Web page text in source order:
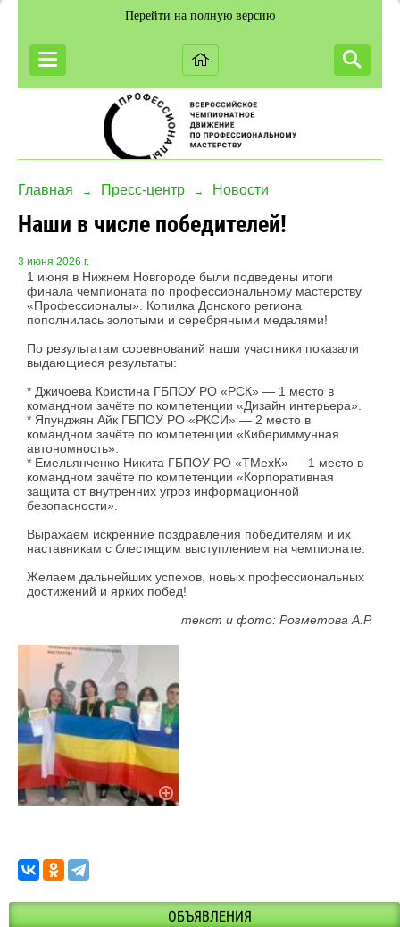
Перейти на полную версию
Главная → Пресс-центр → Новости
Наши в числе победителей!
3 июня 2026 г.
1 июня в Нижнем Новгороде были подведены итоги
финала чемпионата по профессиональному мастерству
«Профессионалы». Копилка Донского региона
пополнилась золотыми и серебряными медалями!
По результатам соревнований наши участники показали
выдающиеся результаты:
* Джичоева Кристина ГБПОУ РО «РСК» — 1 место в
командном зачёте по компетенции «Дизайн интерьера».
* Япунджян Айк ГБПОУ РО «РКСИ» — 2 место в
командном зачёте по компетенции «Кибериммунная
автономность».
* Емельянченко Никита ГБПОУ РО «ТМехК» — 1 место в
командном зачёте по компетенции «Корпоративная
защита от внутренних угроз информационной
безопасности».
Выражаем искренние поздравления победителям и их
наставникам с блестящим выступлением на чемпионате.
Желаем дальнейших успехов, новых профессиональных
достижений и ярких побед!
текст и фото: Розметова А.Р.
ОБЪЯВЛЕНИЯ